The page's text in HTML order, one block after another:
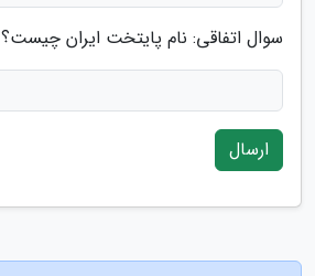
سوال اتفاقی: نام پایتخت ایران چیست؟
ارسال